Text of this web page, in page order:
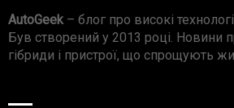
AutoGeek– блог про високі
Був створений у 2013 році. Новини
гібриди і пристрої, що спрощують